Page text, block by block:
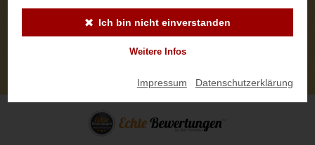
Ich bin nicht einverstanden
Weitere Infos
Impressum Datenschutzerklärung